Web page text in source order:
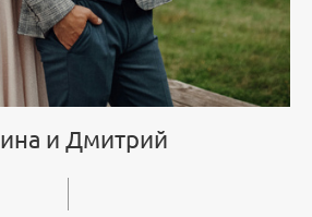
и Дмитрий